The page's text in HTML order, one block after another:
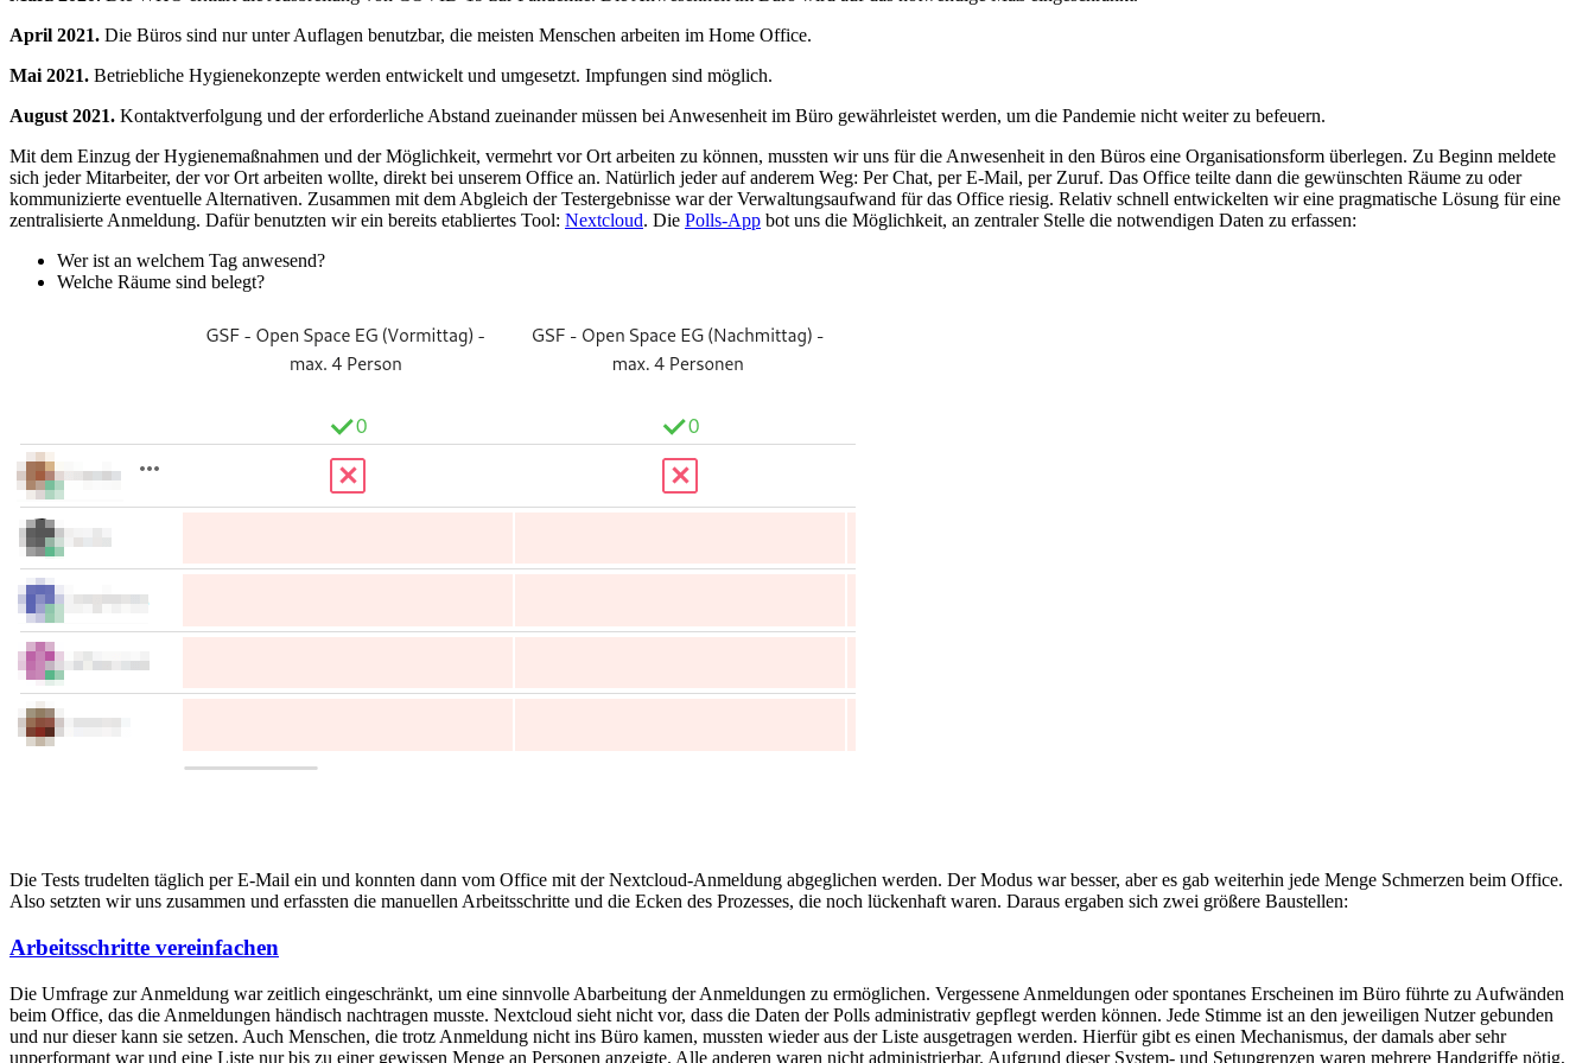
April 2021. Die Büros sind nur unter Auflagen benutzbar, die meisten Menschen arbeiten im Home Office.
Mai 2021. Betriebliche Hygienekonzepte werden entwickelt und umgesetzt. Impfungen sind möglich.
August 2021. Kontaktverfolgung und der erforderliche Abstand zueinander müssen bei Anwesenheit im Büro gewährleistet werden, um die Pandemie nicht weiter zu befeuern.
Mit dem Einzug der Hygienemaßnahmen und der Möglichkeit, vermehrt vor Ort arbeiten zu können, mussten wir uns für die Anwesenheit in den Büros eine Organisationsform überlegen. Zu Beginn meldete
sich jeder Mitarbeiter, der vor Ort arbeiten wollte, direkt bei unserem Office an. Natürlich jeder auf anderem Weg: Per Chat, per E-Mail, per Zuruf. Das Office teilte dann die gewünschten Räume zu oder
kommunizierte eventuelle Alternativen. Zusammen mit dem Abgleich der Testergebnisse war der Verwaltungsaufwand für das Office riesig. Relativ schnell entwickelten wir eine pragmatische Lösung für eine
zentralisierte Anmeldung. Dafür benutzten wir ein bereits etabliertes Tool: Nextcloud. Die Polls-App bot uns die Möglichkeit, an zentraler Stelle die notwendigen Daten zu erfassen:
Wer ist an welchem Tag anwesend?
Welche Räume sind belegt?
Die Tests trudelten täglich per E-Mail ein und konnten dann vom Office mit der Nextcloud-Anmeldung abgeglichen werden. Der Modus war besser, aber es gab weiterhin jede Menge Schmerzen beim Office.
Also setzten wir uns zusammen und erfassten die manuellen Arbeitsschritte und die Ecken des Prozesses, die noch lückenhaft waren. Daraus ergaben sich zwei größere Baustellen:
Arbeitsschritte vereinfachen
Die Umfrage zur Anmeldung war zeitlich eingeschränkt, um eine sinnvolle Abarbeitung der Anmeldungen zu ermöglichen. Vergessene Anmeldungen oder spontanes Erscheinen im Büro führte zu Aufwänden
beim Office, das die Anmeldungen händisch nachtragen musste. Nextcloud sieht nicht vor, dass die Daten der Polls administrativ gepflegt werden können. Jede Stimme ist an den jeweiligen Nutzer gebunden
und nur dieser kann sie setzen. Auch Menschen, die trotz Anmeldung nicht ins Büro kamen, mussten wieder aus der Liste ausgetragen werden. Hierfür gibt es einen Mechanismus, der damals aber sehr
unperformant war und eine Liste nur bis zu einer gewissen Menge an Personen anzeigte. Alle anderen waren nicht administrierbar. Aufgrund dieser System- und Setupgrenzen waren mehrere Handgriffe nötig,